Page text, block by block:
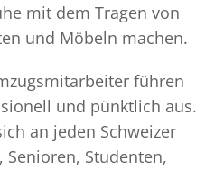
mit dem Tragen von
und Möbeln machen.
führen
und pünktlich aus.
an jeden Schweizer
Senioren, Studenten,